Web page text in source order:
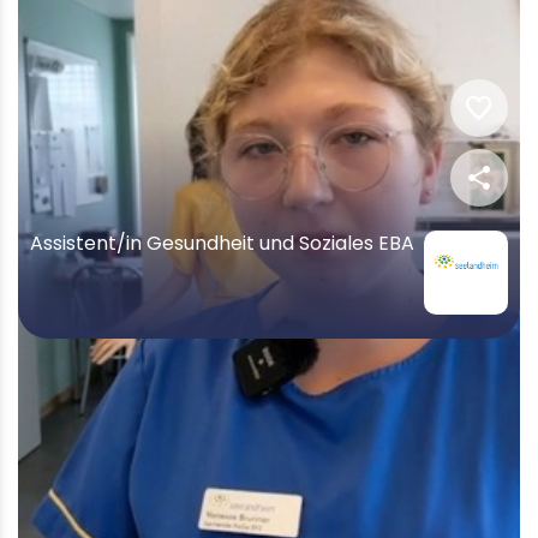
share
Assistent/in Gesundheit und Soziales EBA